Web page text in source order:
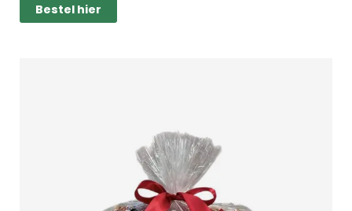
Bestel hier